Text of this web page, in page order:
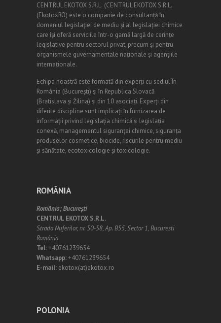
CENTRUL EKOTOX S.R.L. (CENTRUL EKOTOX S.R.L.
(EkotoxRO) este o companie de consultanță în
domeniul legislației de mediu și al legislației chimice
care își oferă serviciile într-o gamă largă de cerințe
legislative pentru sectorul privat, precum și pentru
organismele guvernamentale naționale și agențiile
internaționale.
Echipa noastră este formată din experți cu sediul În
România (Bucureşti) și în Republica Slovacă
(Bratislava și Žilina) și din 10 asociați. Experți din
diferite discipline sunt implicați în furnizarea de
informații privind legislația chimică și legislația
conexă, managementul siguranței chimice, siguranța
produselor cosmetice, biocide, riscurile pentru mediu
și sănătate, ecotoxicologie și toxicologie.
ROMÂNIA
România;Bucureşti
CENTRUL EKOTOX S.R.L.
Strada Nuferilor, nr. 50-58, Ap. B55, Sector 1, Bucuresti
România
Tel:+40761239654
Whatsapp:+40761239654
E-mail: ekotox(at)ekotox.ro
POLONIA